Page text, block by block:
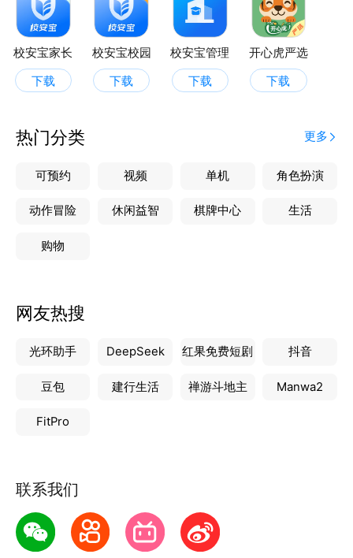
校安宝家长
下载
校安宝校园
下载
校安宝管理
下载
开心虎严选
下载
热门分类 更多
可预约 视频 单机 角色扮演
动作冒险 休闲益智 棋牌中心 生活
购物
网友热搜
光环助手 DeepSeek 红果免费短剧 抖音
豆包 建行生活 禅游斗地主 Manwa2
FitPro
联系我们